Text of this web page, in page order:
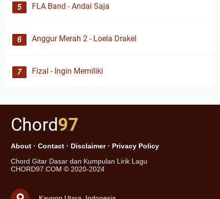
FLA Band - Andai Saja
Anggur Merah 2 - Loela Drakel
Fizal - Ingin Memiliki
Chord97
About · Contact · Disclaimer· Privacy Policy
Chord Gitar Dasar dan Kumpulan Lirik Lagu
CHORD97.COM © 2020-2024